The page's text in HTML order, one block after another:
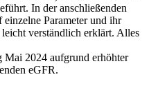
In der anschließenden
Parameter und ihr
verständlich erklärt. Alles
2024 aufgrund erhöhter
eGFR.